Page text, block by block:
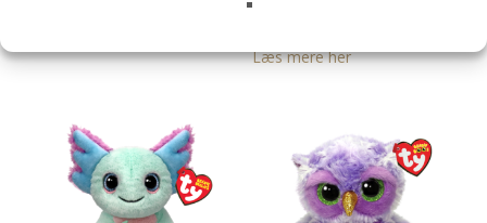
99
Læs mere her